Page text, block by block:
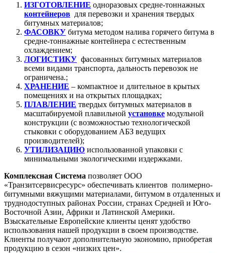
ИЗГОТОВЛЕНИЕ одноразовых средне-тоннажных
контейнеров для перевозки и хранения твердых
битумных материалов;
ФАСОВКУ битума методом налива горячего битума в
средне-тоннажные контейнера с естественным
охлаждением;
ЛОГИСТИКУ фасованных битумных материалов
всеми видами транспорта, дальность перевозок не
ограничена.;
ХРАНЕНИЕ – компактное и длительное в крытых
помещениях и на открытых площадках;
ПЛАВЛЕНИЕ твердых битумных материалов в
масштабируемой плавильной установке модульной
конструкции (с возможностью технологической
стыковки с оборудованием АБЗ ведущих
производителей);
УТИЛИЗАЦИЮ использованной упаковки с
минимальными экологическими издержками.
Комплексная Система позволяет ООО
«Транзитсервисресурс» обеспечивать клиентов полимерно-
битумными вяжущими материалами, битумом в отдаленных и
труднодоступных районах России, странах Средней и Юго-
Восточной Азии, Африки и Латинской Америки.
Взыскательные Европейские клиенты ценят удобство
использования нашей продукции в своем производстве.
Клиенты получают дополнительную экономию, приобретая
продукцию в сезон «низких цен».